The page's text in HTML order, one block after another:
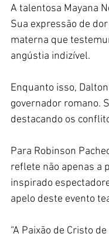
A talentosa Mayana
Sua expressão de
materna que
angústia indizível.
Enquanto isso,
governador romano.
destacando os
Para Robinson
reflete não apenas a
inspirado
apelo deste evento
“A Paixão de Cristo